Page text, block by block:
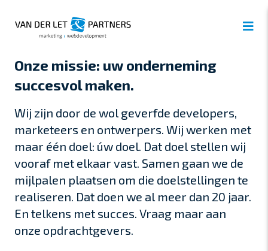
Onze missie: uw onderneming
succesvol maken.
Wij zijn door de wol geverfde developers,
marketeers en ontwerpers. Wij werken met
maar één doel: úw doel. Dat doel stellen wij
vooraf met elkaar vast. Samen gaan we de
mijlpalen plaatsen om die doelstellingen te
realiseren. Dat doen we al meer dan 20 jaar.
En telkens met succes. Vraag maar aan
onze opdrachtgevers.